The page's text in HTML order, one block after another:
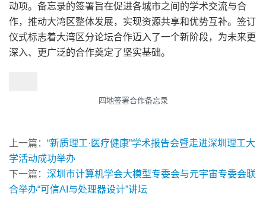
动项。备忘录的签署旨在促进各城市之间的学术交流与合
作，推动大湾区整体发展，实现资源共享和优势互补。签订
仪式标志着大湾区分论坛合作迈入了一个新阶段，为未来更
深入、更广泛的合作奠定了坚实基础。
四地签署合作备忘录
上一篇： “新质理工·医疗健康”学术报告会暨走进深圳理工大
学活动成功举办
下一篇： 深圳市计算机学会大模型专委会与元宇宙专委会联
合举办“可信AI与处理器设计”讲坛